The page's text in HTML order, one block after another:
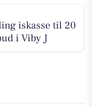
iskasse til 20
i Viby J